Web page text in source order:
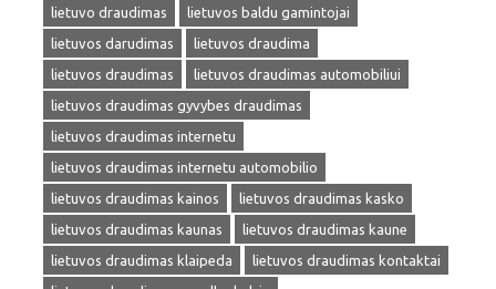
lietuvo draudimas
lietuvos baldu gamintojai
lietuvos darudimas
lietuvos draudima
lietuvos draudimas
lietuvos draudimas automobiliui
lietuvos draudimas gyvybes draudimas
lietuvos draudimas internetu
lietuvos draudimas internetu automobilio
lietuvos draudimas kainos
lietuvos draudimas kasko
lietuvos draudimas kaunas
lietuvos draudimas kaune
lietuvos draudimas klaipeda
lietuvos draudimas kontaktai